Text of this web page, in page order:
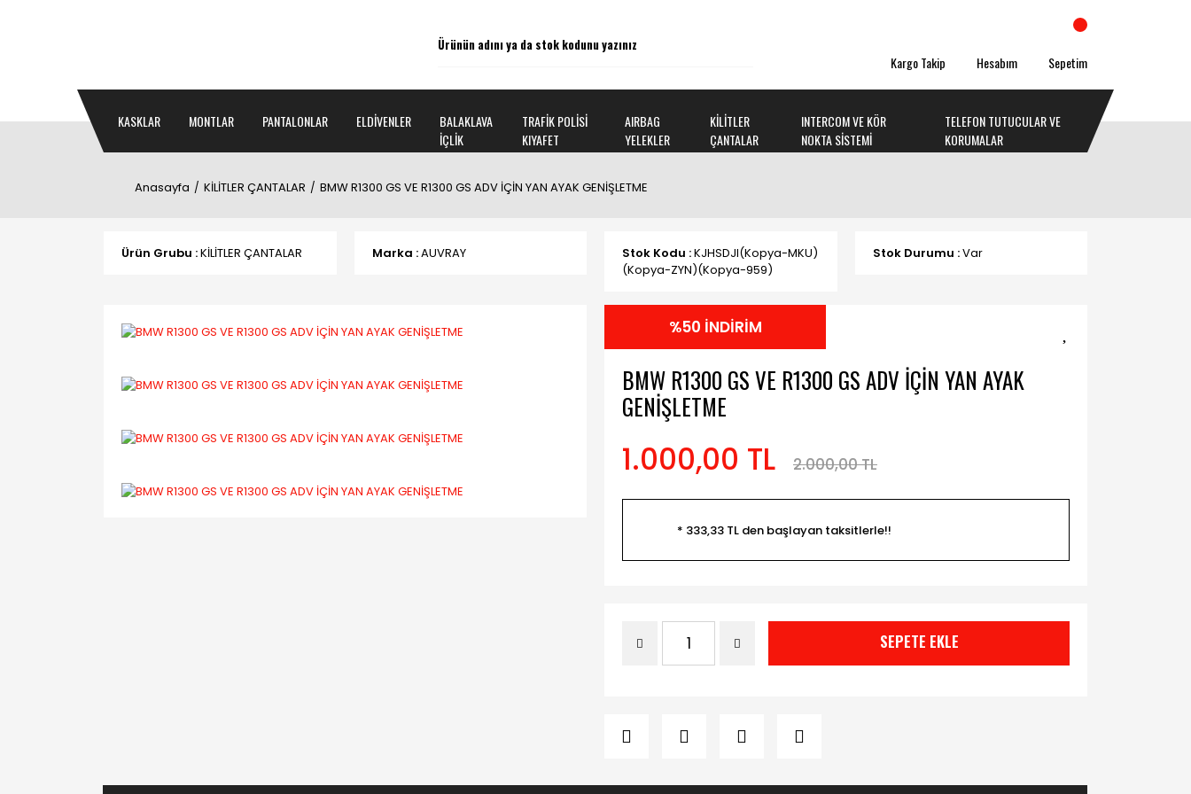
Kargo Takip Hesabım Sepetim
KASKLAR MONTLAR PANTALONLAR ELDİVENLER
BALAKLAVA
İÇLİK
TRAFİK POLİSİ
KIYAFET
AIRBAG
YELEKLER
KİLİTLER
ÇANTALAR
INTERCOM VE KÖR
NOKTA SİSTEMİ
TELEFON TUTUCULAR VE
KORUMALAR
Anasayfa KİLİTLER ÇANTALAR BMW R1300 GS VE R1300 GS ADV İÇİN YAN AYAK GENİŞLETME
Ürün Grubu :KİLİTLER ÇANTALAR Marka :AUVRAY Stok Kodu :KJHSDJI(Kopya-MKU)
(Kopya-ZYN)(Kopya-959)
Stok Durumu :Var
%50 İNDİRİM
BMW R1300 GS VE R1300 GS ADV İÇİN YAN AYAK
GENİŞLETME
1.000,00 TL 2.000,00 TL
* 333,33 TL den başlayan taksitlerle!!
SEPETE EKLE